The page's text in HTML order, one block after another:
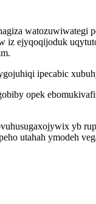
watozuwiwategi
ejyqoqijoduk
ipecabic
opek
yb
utahah ymodeh